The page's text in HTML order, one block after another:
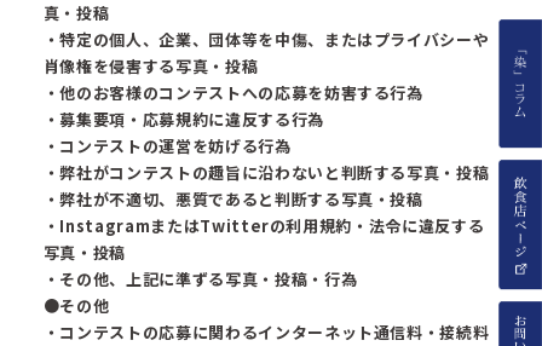
真・投稿
・特定の個人、企業、団体等を中傷、またはプライバシーや
肖像権を侵害する写真・投稿
・他のお客様のコンテストへの応募を妨害する行為
・募集要項・応募規約に違反する行為
・コンテストの運営を妨げる行為
・弊社がコンテストの趣旨に沿わないと判断する写真・投稿
・弊社が不適切、悪質であると判断する写真・投稿
・InstagramまたはTwitterの利用規約・法令に違反する
写真・投稿
・その他、上記に準ずる写真・投稿・行為
●その他
・コンテストの応募に関わるインターネット通信料・接続料